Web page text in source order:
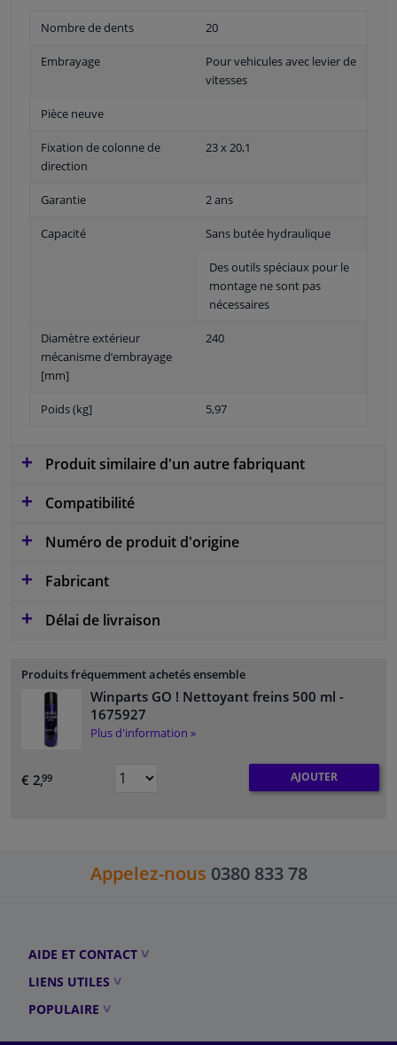
Nombre de dents 20
Embrayage
Pour vehicules avec levier de
vitesses
Pièce neuve
Fixation de colonne de
direction
23 x 20,1
Garantie 2 ans
Capacité Sans butée hydraulique
Des outils spéciaux pour le
montage ne sont pas
nécessaires
Diamètre extérieur
mécanisme d’embrayage
[mm]
240
Poids (kg] 5,97
Produit similaire d'un autre fabriquant
Compatibilité
Numéro de produit d'origine
Fabricant
Délai de livraison
Produits fréquemment achetés ensemble
Winparts GO ! Nettoyant freins 500 ml -
1675927
Plus d'information »
€ 2,99 AJOUTER
Appelez-nous 0380 833 78
AIDE ET CONTACT
LIENS UTILES
POPULAIRE